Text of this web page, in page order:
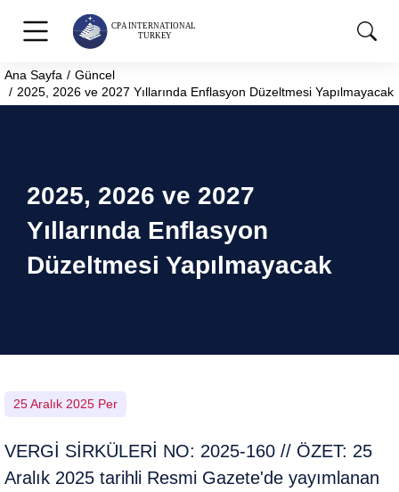
You are here:
Ana Sayfa
Güncel
2025, 2026 ve 2027 Yıllarında Enflasyon Düzeltmesi Yapılmayacak
2025, 2026 ve 2027
Yıllarında Enflasyon
Düzeltmesi Yapılmayacak
25 Aralık 2025 Per
VERGİ SİRKÜLERİ NO: 2025-160 // ÖZET: 25
Aralık 2025 tarihli Resmi Gazete'de yayımlanan